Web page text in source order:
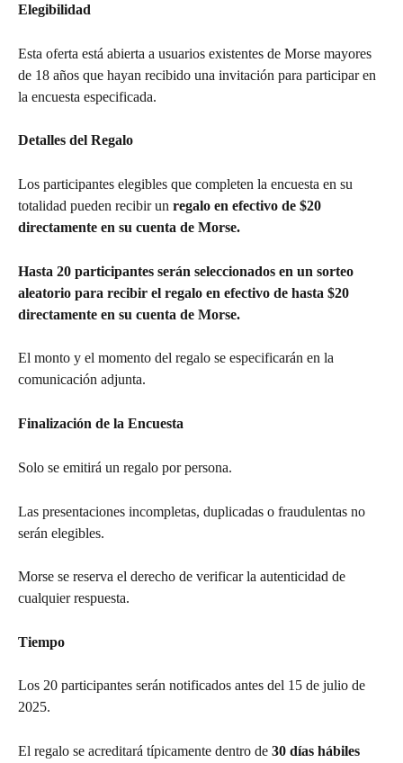
Elegibilidad
Esta oferta está abierta a usuarios existentes de Morse mayores
de 18 años que hayan recibido una invitación para participar en
la encuesta especificada.
Detalles del Regalo
Los participantes elegibles que completen la encuesta en su
totalidad pueden recibir un regalo en efectivo de $20
directamente en su cuenta de Morse.
Hasta 20 participantes serán seleccionados en un sorteo
aleatorio para recibir el regalo en efectivo de hasta $20
directamente en su cuenta de Morse.
El monto y el momento del regalo se especificarán en la
comunicación adjunta.
Finalización de la Encuesta
Solo se emitirá un regalo por persona.
Las presentaciones incompletas, duplicadas o fraudulentas no
serán elegibles.
Morse se reserva el derecho de verificar la autenticidad de
cualquier respuesta.
Tiempo
Los 20 participantes serán notificados antes del 15 de julio de
2025.
El regalo se acreditará típicamente dentro de 30 días hábiles